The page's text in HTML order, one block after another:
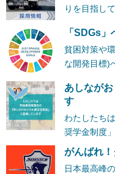
りを目指し
「SDGs
貧困対策や
な開発目標)
あしなが
す
わたしたち
奨学金制度
がんばれ！
日本最高峰